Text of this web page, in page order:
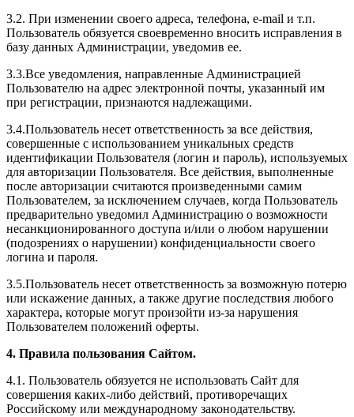
3.2. При изменении своего адреса, телефона, e-mail и т.п.
Пользователь обязуется своевременно вносить исправления в
базу данных Администрации, уведомив ее.
3.3.Все уведомления, направленные Администрацией
Пользователю на адрес электронной почты, указанный им
при регистрации, признаются надлежащими.
3.4.Пользователь несет ответственность за все действия,
совершенные с использованием уникальных средств
идентификации Пользователя (логин и пароль), используемых
для авторизации Пользователя. Все действия, выполненные
после авторизации считаются произведенными самим
Пользователем, за исключением случаев, когда Пользователь
предварительно уведомил Администрацию о возможности
несанкционированного доступа и/или о любом нарушении
(подозрениях о нарушении) конфиденциальности своего
логина и пароля.
3.5.Пользователь несет ответственность за возможную потерю
или искажение данных, а также другие последствия любого
характера, которые могут произойти из-за нарушения
Пользователем положений оферты.
4. Правила пользования Сайтом.
4.1. Пользователь обязуется не использовать Сайт для
совершения каких-либо действий, противоречащих
Российскому или международному законодательству.